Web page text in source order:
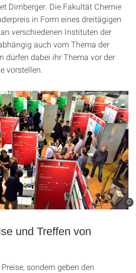
Dirnberger. Die Fakultät Chemie
in Form eines dreitägigen
verschiedenen Instituten der
auch vom Thema der
dürfen dabei ihr Thema vor der
vorstellen.
©
und Treffen von
sondern geben den